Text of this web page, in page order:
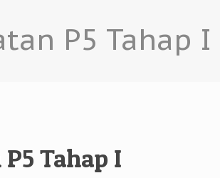
P5 Tahap I
Tahap I